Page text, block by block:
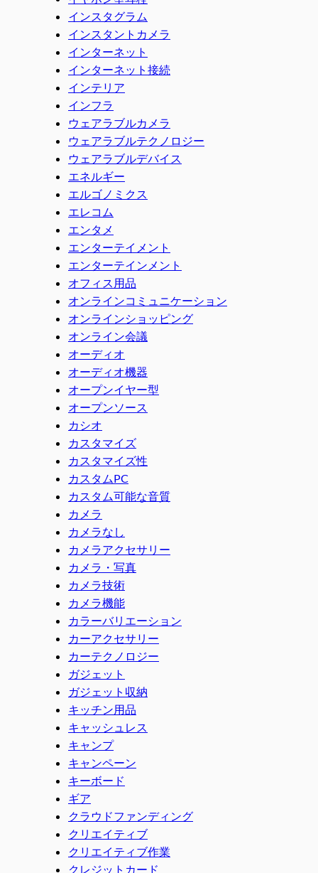
インスタグラム
インスタントカメラ
インターネット
インターネット接続
インテリア
インフラ
ウェアラブルカメラ
ウェアラブルテクノロジー
ウェアラブルデバイス
エネルギー
エルゴノミクス
エレコム
エンタメ
エンターテイメント
エンターテインメント
オフィス用品
オンラインコミュニケーション
オンラインショッピング
オンライン会議
オーディオ
オーディオ機器
オープンイヤー型
オープンソース
カシオ
カスタマイズ
カスタマイズ性
カスタムPC
カスタム可能な音質
カメラ
カメラなし
カメラアクセサリー
カメラ・写真
カメラ技術
カメラ機能
カラーバリエーション
カーアクセサリー
カーテクノロジー
ガジェット
ガジェット収納
キッチン用品
キャッシュレス
キャンプ
キャンペーン
キーボード
ギア
クラウドファンディング
クリエイティブ
クリエイティブ作業
クレジットカード